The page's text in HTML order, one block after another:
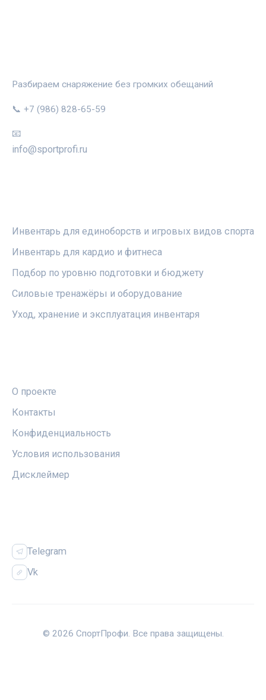
Разбираем снаряжение без громких обещаний
📞 +7 (986) 828-65-59
📧
info@sportprofi.ru
Инвентарь для единоборств и игровых видов спорта
Инвентарь для кардио и фитнеса
Подбор по уровню подготовки и бюджету
Силовые тренажёры и оборудование
Уход, хранение и эксплуатация инвентаря
О проекте
Контакты
Конфиденциальность
Условия использования
Дисклеймер
Telegram
Vk
© 2026 СпортПрофи. Все права защищены.